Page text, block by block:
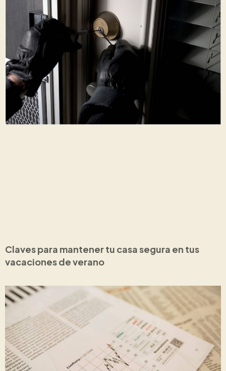
Claves para mantener tu casa segura en tus
vacaciones de verano